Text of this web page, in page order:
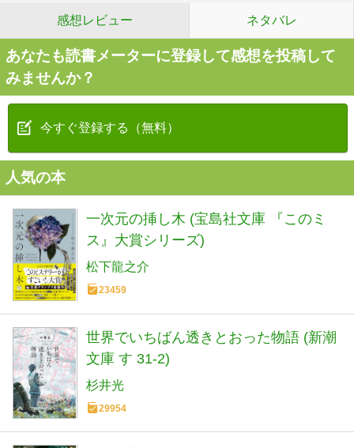
感想レビュー ネタバレ
あなたも読書メーターに登録して感想を投稿して
みませんか？
今すぐ登録する（無料）
人気の本
一次元の挿し木 (宝島社文庫 『このミ
ス』大賞シリーズ)
松下龍之介
23459
世界でいちばん透きとおった物語 (新潮
文庫 す 31-2)
杉井光
29954